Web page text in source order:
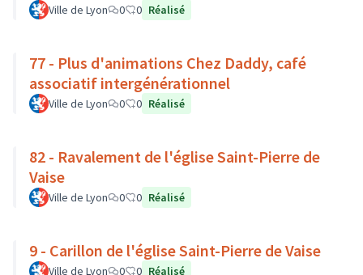
Ville de Lyon 0 0 Réalisé
77 - Plus d'animations Chez Daddy, café
associatif intergénérationnel
Ville de Lyon 0 0 Réalisé
82 - Ravalement de l'église Saint-Pierre de
Vaise
Ville de Lyon 0 0 Réalisé
9 - Carillon de l'église Saint-Pierre de Vaise
Ville de Lyon 0 0 Réalisé